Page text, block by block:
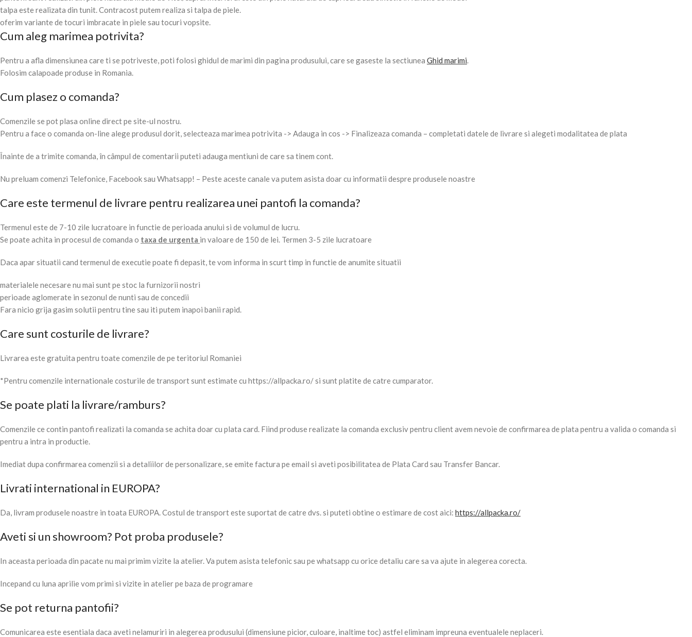
talpa este realizata din tunit. Contracost putem realiza si talpa de piele.
oferim variante de tocuri imbracate in piele sau tocuri vopsite.
Cum aleg marimea potrivita?
Pentru a afla dimensiunea care ti se potriveste, poti folosi ghidul de marimi din pagina produsului, care se gaseste la sectiunea Ghid marimi.
Folosim calapoade produse in Romania.
Cum plasez o comanda?
Comenzile se pot plasa online direct pe site-ul nostru.
Pentru a face o comanda on-line alege produsul dorit, selecteaza marimea potrivita -> Adauga in cos -> Finalizeaza comanda – completati datele de livrare si alegeti modalitatea de plata
Înainte de a trimite comanda, în câmpul de comentarii puteti adauga mentiuni de care sa tinem cont.
Nu preluam comenzi Telefonice, Facebook sau Whatsapp! – Peste aceste canale va putem asista doar cu informatii despre produsele noastre
Care este termenul de livrare pentru realizarea unei pantofi la comanda?
Termenul este de 7-10 zile lucratoare in functie de perioada anului si de volumul de lucru.
Se poate achita in procesul de comanda o taxa de urgenta in valoare de 150 de lei. Termen 3-5 zile lucratoare
Daca apar situatii cand termenul de executie poate fi depasit, te vom informa in scurt timp in functie de anumite situatii
materialele necesare nu mai sunt pe stoc la furnizorii nostri
perioade aglomerate in sezonul de nunti sau de concedii
Fara nicio grija gasim solutii pentru tine sau iti putem inapoi banii rapid.
Care sunt costurile de livrare?
Livrarea este gratuita pentru toate comenzile de pe teritoriul Romaniei
*Pentru comenzile internationale costurile de transport sunt estimate cu https://allpacka.ro/ si sunt platite de catre cumparator.
Se poate plati la livrare/ramburs?
Comenzile ce contin pantofi realizati la comanda se achita doar cu plata card. Fiind produse realizate la comanda exclusiv pentru client avem nevoie de confirmarea de plata pentru a valida o comanda si
pentru a intra in productie.
Imediat dupa confirmarea comenzii si a detaliilor de personalizare, se emite factura pe email si aveti posibilitatea de Plata Card sau Transfer Bancar.
Livrati international in EUROPA?
Da, livram produsele noastre in toata EUROPA. Costul de transport este suportat de catre dvs. si puteti obtine o estimare de cost aici: https://allpacka.ro/
Aveti si un showroom? Pot proba produsele?
In aceasta perioada din pacate nu mai primim vizite la atelier. Va putem asista telefonic sau pe whatsapp cu orice detaliu care sa va ajute in alegerea corecta.
Incepand cu luna aprilie vom primi si vizite in atelier pe baza de programare
Se pot returna pantofii?
Comunicarea este esentiala daca aveti nelamuriri in alegerea produsului (dimensiune picior, culoare, inaltime toc) astfel eliminam impreuna eventualele neplaceri.